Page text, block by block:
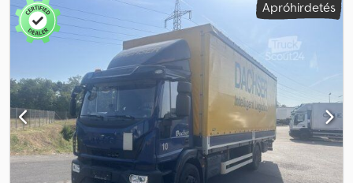
tengelyelrendezés:
, szín: piros, hajtástípus: mechanikai, ülések
száma:2, Gyártási év: 2012 , üzemórák:6 038 h
Iveco Daily Multitel 160 ALU DS – 16 m Munka magasság: 16 m
Futásteljesítmény (km): 111863 km Üzemórák: 6038 Gyártási év:
2012/10 Kibocsátási osztály: EURO5 Teljesítmény: 107 kW
Hengerűrtartalom (ccm): 2287 Típus: Hidraulikus munkaplatform,
használt jármű Üzemanyag: Dízel Megengedett össztömeg: 3500
kg Ülések száma: 2 Váltó: Manuális váltó Raktáron Felszereltség:
ABS, szervokormány Jármű leírása: A gép jó műszaki állapotban
van, a motor és a hidraulikus rendszer nagyon tiszták, és jól
működnek. Az ár nettó, exportra vonatkozik. Beszélünk: Chedpozq
Apróhirdetés